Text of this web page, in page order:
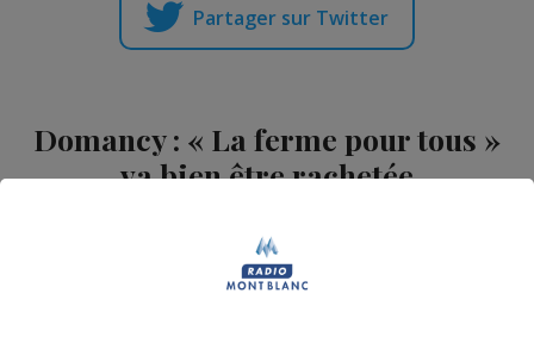
Partager sur Twitter
Domancy : « La ferme pour tous »
va bien être rachetée
09h57